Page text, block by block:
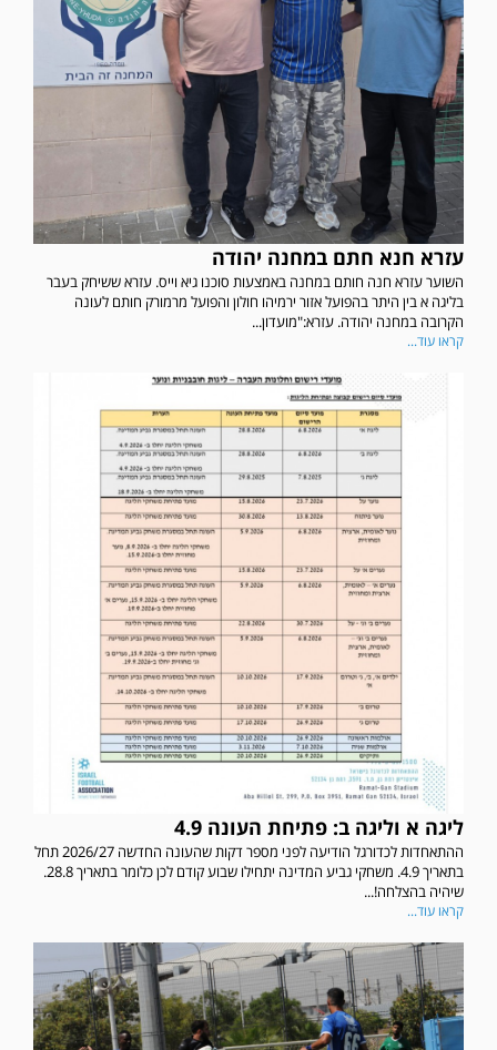
עזרא חנא חתם במחנה יהודה
השוער עזרא חנה חותם במחנה באמצעות סוכנו גיא וייס. עזרא ששיחק בעבר
בליגה א בין היתר בהפועל אזור ירמיהו חולון והפועל מרמורק חותם לעונה
הקרובה במחנה יהודה. עזרא:"מועדון...
קראו עוד...
ליגה א וליגה ב: פתיחת העונה 4.9
ההתאחדות לכדורגל הודיעה לפני מספר דקות שהעונה החדשה 2026/27 תחל
בתאריך 4.9. משחקי גביע המדינה יתחילו שבוע קודם לכן כלומר בתאריך 28.8.
שיהיה בהצלחה!...
קראו עוד...